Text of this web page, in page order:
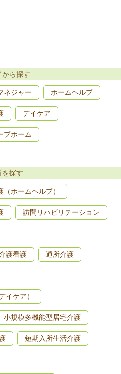
から探す
ネジャー ホームヘルプ
デイケア
プホーム
を探す
（ホームヘルプ）
訪問リハビリテーション
護看護 通所介護
イケア）
小規模多機能型居宅介護
短期入所生活介護